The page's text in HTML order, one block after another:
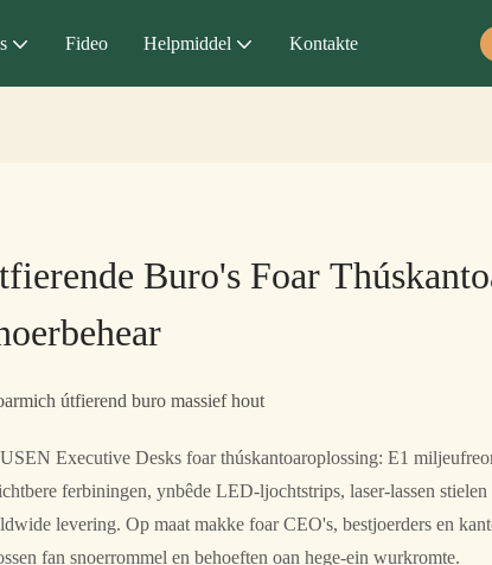
Fideo Helpmiddel Kontakte
Buro's Foar
útfierend buro massief hout
Executive Desks foar thúskantoaroplossing: E1
ferbiningen, ynbêde LED-ljochtstrips, laser-lassen
levering. Op maat makke foar CEO's, bestjoerders en
fan snoerrommel en behoeften oan hege-ein wurkromte.